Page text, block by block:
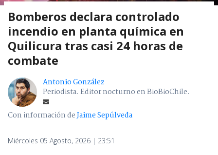
Bomberos declara controlado
incendio en planta química en
Quilicura tras casi 24 horas de
combate
Antonio González
Periodista. Editor nocturno en BioBioChile.
Con información deJaime Sepúlveda
Miércoles 05 Agosto, 2026 | 23:51